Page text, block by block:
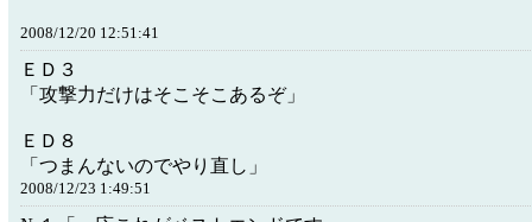
2008/12/20 12:51:41
ＥＤ３
「攻撃力だけはそこそこあるぞ」
ＥＤ８
「つまんないのでやり直し」
2008/12/23 1:49:51